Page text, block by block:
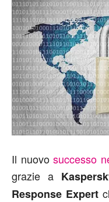
Il nuovo successo
grazie a
Response Expert